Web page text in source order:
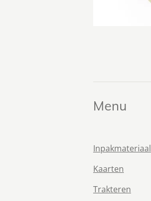
Menu
Inpakmateriaal
Kaarten
Trakteren